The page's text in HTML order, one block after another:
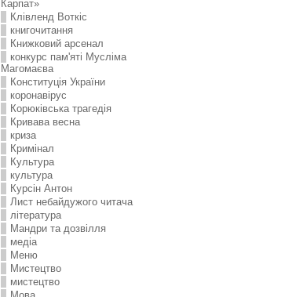
Карпат»
Клівленд Воткіс
книгочитання
Книжковий арсенал
конкурс пам'яті Мусліма
Магомаєва
Конституція України
коронавірус
Корюківська трагедія
Кривава весна
криза
Кримінал
Культура
культура
Курсін Антон
Лист небайдужого читача
література
Мандри та дозвілля
медіа
Меню
Мистецтво
мистецтво